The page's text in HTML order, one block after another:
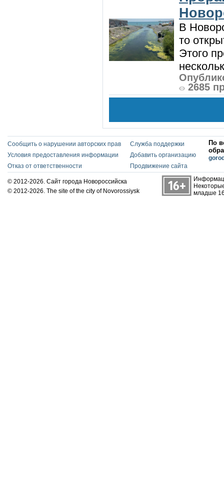
В
то
Этого
2685
Сообщить о нарушении авторских прав
Условия предоставления информации
Отказ от ответственности
Служба поддержки
Добавить организацию
Продвижение сайта
По
© 2012-2026. Сайт города Новороссийска
© 2012-2026. The site of the city of Novorossiysk
младше